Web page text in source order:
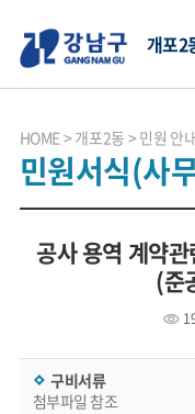
개포2
HOME 개포2동 민원 안
민원서식(사
공사 용역 계약
(준
구비서류
첨부파일 참조